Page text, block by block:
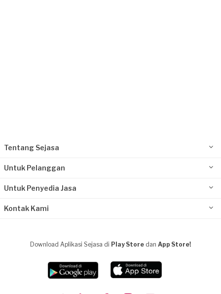
Tentang Sejasa
Untuk Pelanggan
Untuk Penyedia Jasa
Kontak Kami
Download Aplikasi Sejasa di Play Store dan App Store!